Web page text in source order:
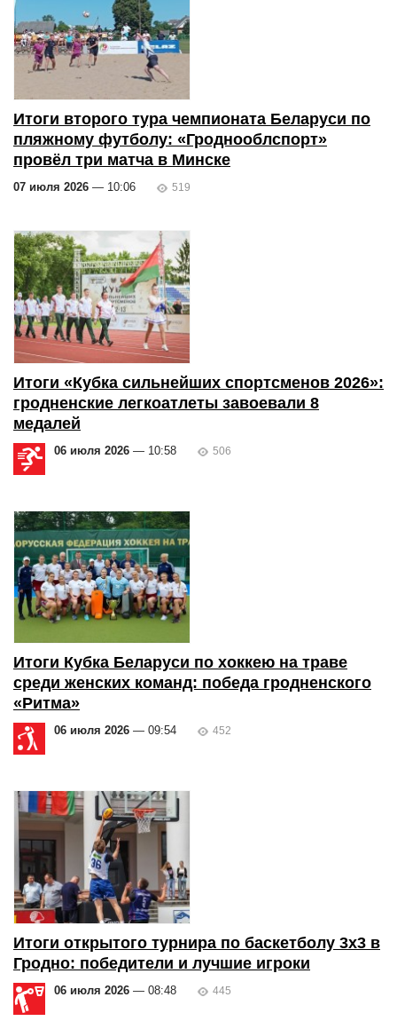
Итоги второго тура чемпионата Беларуси по
пляжному футболу: «Гроднооблспорт»
провёл три матча в Минске
07 июля 2026 — 10:06 519
Итоги «Кубка сильнейших спортсменов 2026»:
гродненские легкоатлеты завоевали 8
медалей
06 июля 2026 — 10:58 506
Итоги Кубка Беларуси по хоккею на траве
среди женских команд: победа гродненского
«Ритма»
06 июля 2026 — 09:54 452
Итоги открытого турнира по баскетболу 3x3 в
Гродно: победители и лучшие игроки
06 июля 2026 — 08:48 445